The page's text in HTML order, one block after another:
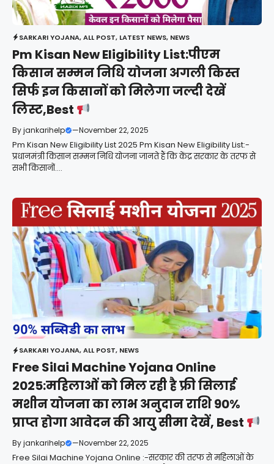
SARKARI YOJANA,ALL POST, LATEST NEWS, NEWS
Pm Kisan New Eligibility List:पीएम
किसान सम्मन निधि योजना अगली किस्त
सिर्फ इन किसानों को मिलेगा जल्दी देखें
लिस्ट,Best
Byjankarihelp —November 22, 2025
Pm Kisan New Eligibility List 2025 Pm Kisan New Eligibility List:-
प्रधानमंत्री किसान सम्मन निधि योजना जानते हैं कि केंद्र सरकार के तरफ से
सभी किसानों....
SARKARI YOJANA,ALL POST, NEWS
Free Silai Machine Yojana Online
2025:महिलाओं को मिल रही है फ्री सिलाई
मशीन योजना का लाभ अनुदान राशि 90%
प्राप्त होगा आवेदन की आयु सीमा देखें, Best
Byjankarihelp —November 22, 2025
Free Silai Machine Yojana Online :-सरकार की तरफ से महिलाओं के